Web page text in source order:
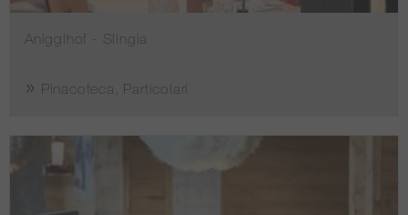
Anigglhof - Slingia
Pinacoteca, Particolari